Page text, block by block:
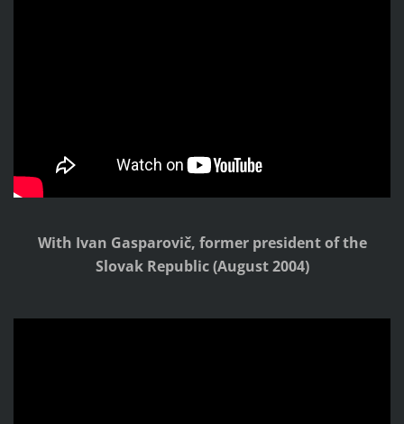
With Ivan Gasparovič, former president of the
Slovak Republic(August 2004)